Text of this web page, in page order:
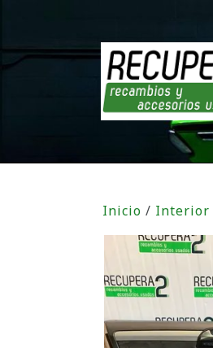
Inicio / Interior